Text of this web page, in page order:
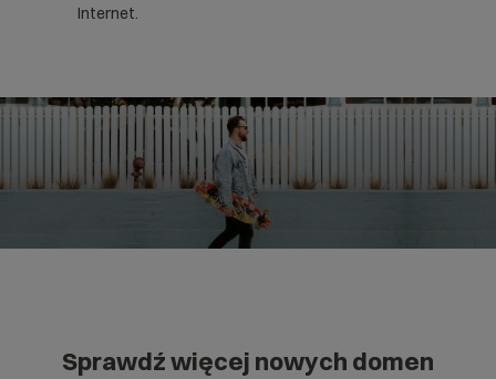
Internet.
Sprawdź więcej nowych domen